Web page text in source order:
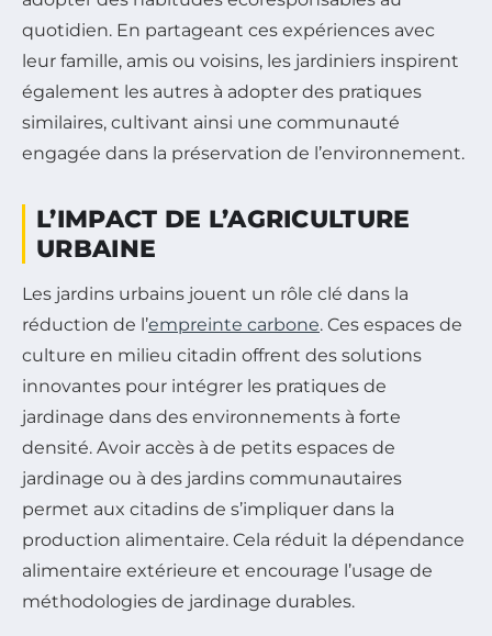
quotidien. En partageant ces expériences avec
leur famille, amis ou voisins, les jardiniers inspirent
également les autres à adopter des pratiques
similaires, cultivant ainsi une communauté
engagée dans la préservation de l’environnement.
L’IMPACT DE L’AGRICULTURE
URBAINE
Les jardins urbains jouent un rôle clé dans la
réduction de l’empreinte carbone. Ces espaces de
culture en milieu citadin offrent des solutions
innovantes pour intégrer les pratiques de
jardinage dans des environnements à forte
densité. Avoir accès à de petits espaces de
jardinage ou à des jardins communautaires
permet aux citadins de s’impliquer dans la
production alimentaire. Cela réduit la dépendance
alimentaire extérieure et encourage l’usage de
méthodologies de jardinage durables.